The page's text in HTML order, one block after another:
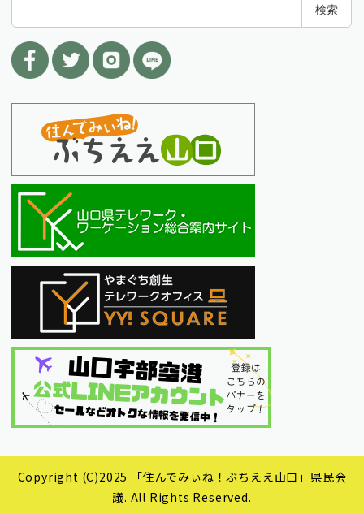
索
検索
Copyright (C)2025 「住んでみぃね！ぶちええ山口」県民会
議. All Rights Reserved.